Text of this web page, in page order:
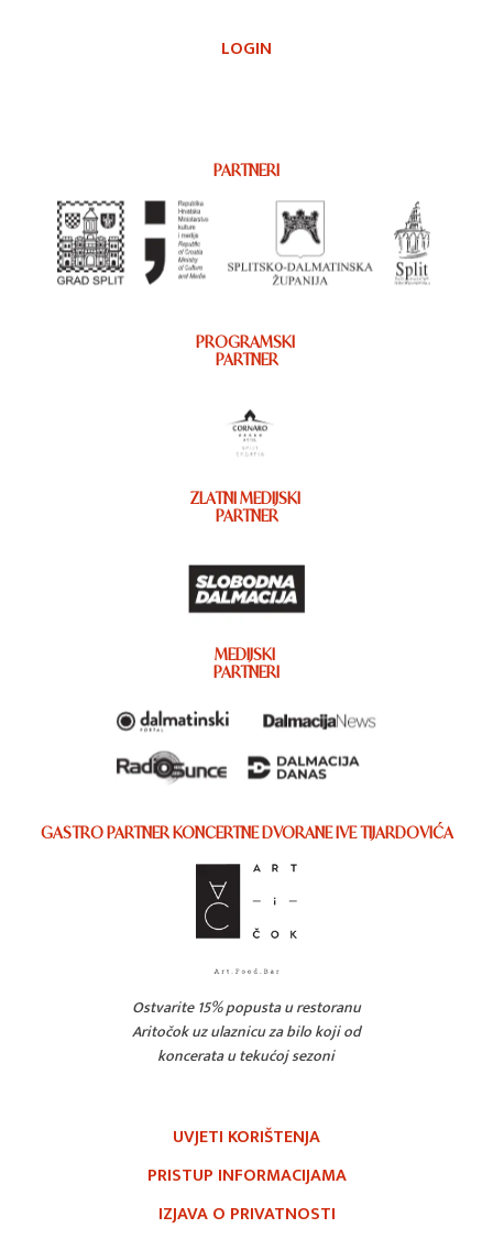
LOGIN
PARTNERI
PROGRAMSKI
PARTNER
ZLATNI MEDIJSKI
PARTNER
MEDIJSKI
PARTNERI
GASTRO PARTNER KONCERTNE DVORANE IVE TIJARDOVIĆA
Ostvarite 15% popusta u restoranu
Aritočok uz ulaznicu za bilo koji od
koncerata u tekućoj sezoni
UVJETI KORIŠTENJA
PRISTUP INFORMACIJAMA
IZJAVA O PRIVATNOSTI